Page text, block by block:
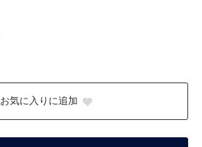
お気に入りに追加